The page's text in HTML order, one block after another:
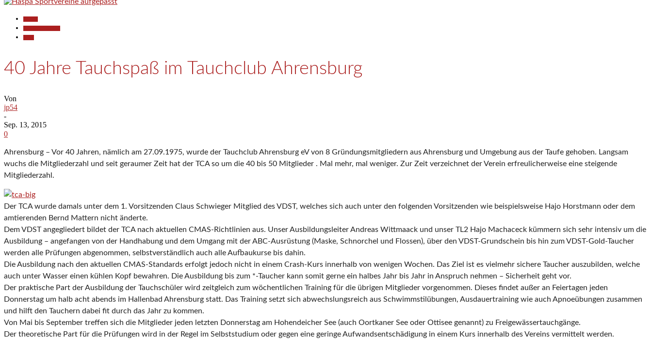
40 Jahre Tauchspaß im Tauchclub Ahrensburg
Von
jp54
-
Sep. 13, 2015
0
Ahrensburg – Vor 40 Jahren, nämlich am 27.09.1975, wurde der Tauchclub Ahrensburg eV von 8 Gründungsmitgliedern aus Ahrensburg und Umgebung aus der Taufe gehoben. Langsam
wuchs die Mitgliederzahl und seit geraumer Zeit hat der TCA so um die 40 bis 50 Mitglieder . Mal mehr, mal weniger. Zur Zeit verzeichnet der Verein erfreulicherweise eine steigende
Mitgliederzahl.
Der TCA wurde damals unter dem 1. Vorsitzenden Claus Schwieger Mitglied des VDST, welches sich auch unter den folgenden Vorsitzenden wie beispielsweise Hajo Horstmann oder dem
amtierenden Bernd Mattern nicht änderte.
Dem VDST angegliedert bildet der TCA nach aktuellen CMAS-Richtlinien aus. Unser Ausbildungsleiter Andreas Wittmaack und unser TL2 Hajo Machaceck kümmern sich sehr intensiv um die
Ausbildung – angefangen von der Handhabung und dem Umgang mit der ABC-Ausrüstung (Maske, Schnorchel und Flossen), über den VDST-Grundschein bis hin zum VDST-Gold-Taucher
werden alle Prüfungen abgenommen, selbstverständlich auch alle Aufbaukurse bis dahin.
Die Ausbildung nach den aktuellen CMAS-Standards erfolgt jedoch nicht in einem Crash-Kurs innerhalb von wenigen Wochen. Das Ziel ist es vielmehr sichere Taucher auszubilden, welche
auch unter Wasser einen kühlen Kopf bewahren. Die Ausbildung bis zum *-Taucher kann somit gerne ein halbes Jahr bis Jahr in Anspruch nehmen – Sicherheit geht vor.
Der praktische Part der Ausbildung der Tauchschüler wird zeitgleich zum wöchentlichen Training für die übrigen Mitglieder vorgenommen. Dieses findet außer an Feiertagen jeden
Donnerstag um halb acht abends im Hallenbad Ahrensburg statt. Das Training setzt sich abwechslungsreich aus Schwimmstilübungen, Ausdauertraining wie auch Apnoeübungen zusammen
und hilft den Tauchern dabei fit durch das Jahr zu kommen.
Von Mai bis September treffen sich die Mitglieder jeden letzten Donnerstag am Hohendeicher See (auch Oortkaner See oder Ottisee genannt) zu Freigewässertauchgänge.
Der theoretische Part für die Prüfungen wird in der Regel im Selbststudium oder gegen eine geringe Aufwandsentschädigung in einem Kurs innerhalb des Vereins vermittelt werden.